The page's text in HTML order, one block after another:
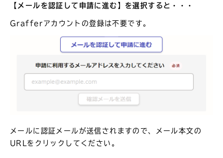
【メールを認証して申請に進む】を選択すると・・・
Grafferアカウントの登録は不要です。
メールに認証メールが送信されますので、メール本文の
URLをクリックしてください。